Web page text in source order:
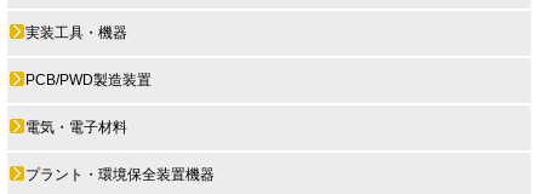
実装工具・機器
PCB/PWD製造装置
電気・電子材料
プラント・環境保全装置機器